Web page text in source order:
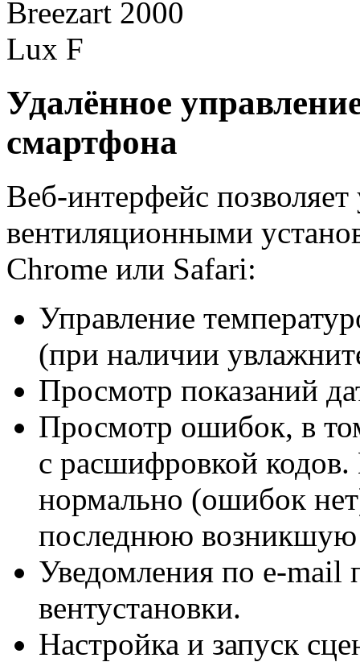
Удалённое
смартфона
Веб-интерфейс позволяет
вентиляционными
Chrome или Safari:
Управление
(при наличии
Просмотр показаний
Просмотр ошибок, в
с расшифровкой кодов.
нормально (ошибок
последнюю
Уведомления по e-mail
вентустановки.
Настройка и запуск